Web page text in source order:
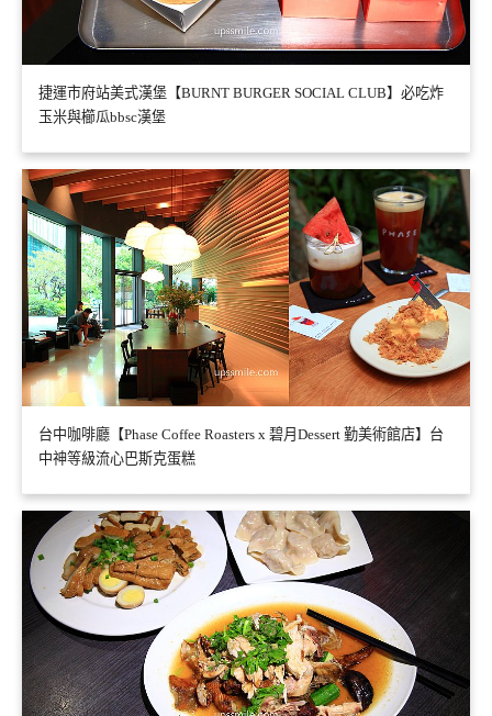
捷運市府站美式漢堡【BURNT BURGER SOCIAL CLUB】必吃炸
玉米與櫛瓜bbsc漢堡
台中咖啡廳【Phase Coffee Roasters x 碧月Dessert 勤美術館店】台
中神等級流心巴斯克蛋糕